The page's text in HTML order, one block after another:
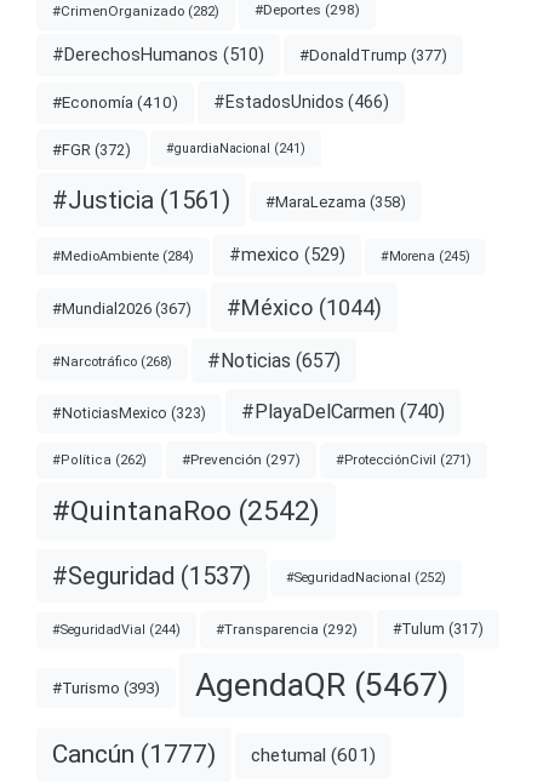
#CrimenOrganizado (282) #Deportes (298)
#DerechosHumanos (510) #DonaldTrump (377)
#Economía (410) #EstadosUnidos (466)
#FGR (372) #guardiaNacional (241)
#Justicia (1561) #MaraLezama (358)
#MedioAmbiente (284) #mexico (529) #Morena (245)
#Mundial2026 (367) #México (1044)
#Narcotráfico (268) #Noticias (657)
#NoticiasMexico (323) #PlayaDelCarmen (740)
#Política (262) #Prevención (297) #ProtecciónCivil (271)
#QuintanaRoo (2542)
#Seguridad (1537) #SeguridadNacional (252)
#SeguridadVial (244) #Transparencia (292) #Tulum (317)
#Turismo (393) AgendaQR (5467)
Cancún (1777) chetumal (601)